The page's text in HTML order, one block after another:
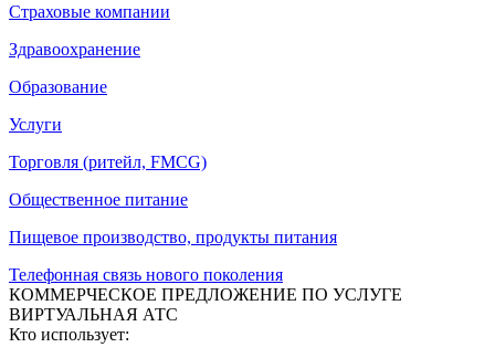
Страховые компании
Здравоохранение
Образование
Услуги
Торговля (ритейл, FMCG)
Общественное питание
Пищевое производство, продукты питания
Телефонная связь нового поколения
КОММЕРЧЕСКОЕ ПРЕДЛОЖЕНИЕ ПО УСЛУГЕ
ВИРТУАЛЬНАЯ АТС
Кто использует: